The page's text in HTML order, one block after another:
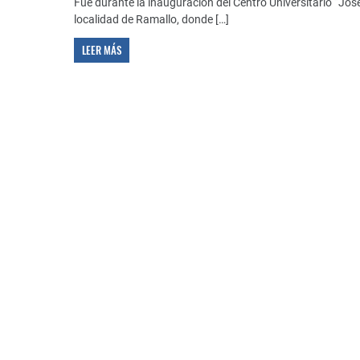
localidad de Ramallo, donde […]
LEER MÁS